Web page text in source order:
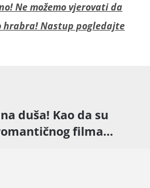
Ne možemo vjerovati da
hrabra! Nastup pogledajte
duša! Kao da su
filma…